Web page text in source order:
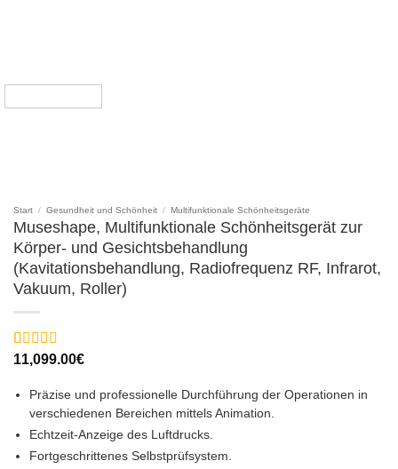
Start / Gesundheit und Schönheit / Multifunktionale Schönheitsgeräte
Museshape, Multifunktionale Schönheitsgerät zur
Körper- und Gesichtsbehandlung
(Kavitationsbehandlung, Radiofrequenz RF, Infrarot,
Vakuum, Roller)
Bewertet
basierend
auf
3
Kundenbewertungen
11,099.00€
Präzise und professionelle Durchführung der Operationen in
verschiedenen Bereichen mittels Animation.
Echtzeit-Anzeige des Luftdrucks.
Fortgeschrittenes Selbstprüfsystem.